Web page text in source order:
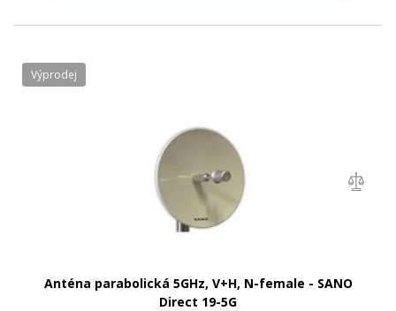
Anténa parabolická 5GHz, V+H, N-female - SANO
Direct 19-5G
Výprodej